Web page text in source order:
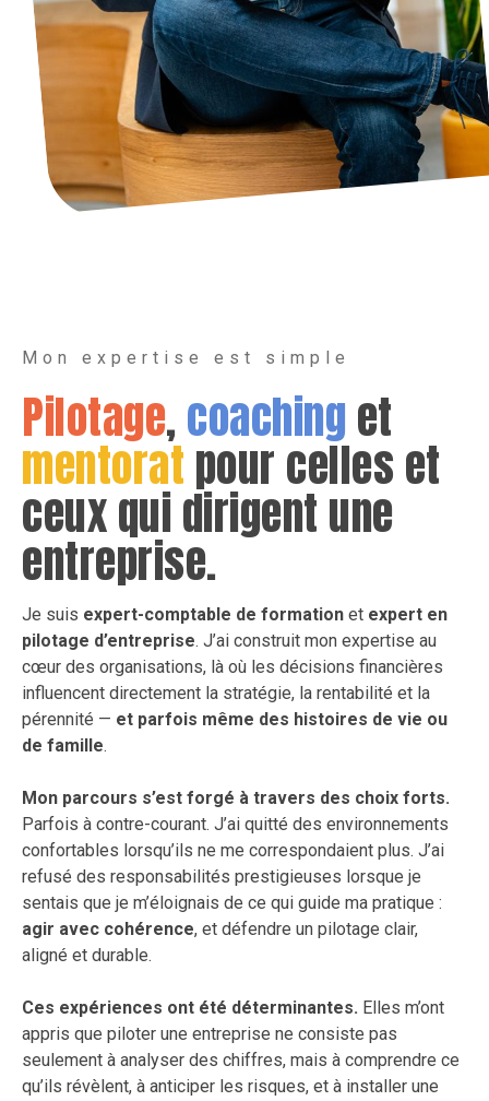
Mon expertise est simple
Pilotage, coaching et
mentorat pour celles et
ceux qui dirigent une
entreprise.
Je suis expert-comptable de formation et expert en
pilotage d’entreprise. J’ai construit mon expertise au
cœur des organisations, là où les décisions financières
influencent directement la stratégie, la rentabilité et la
pérennité — et parfois même des histoires de vie ou
de famille.
Mon parcours s’est forgé à travers des choix forts.
Parfois à contre-courant. J’ai quitté des environnements
confortables lorsqu’ils ne me correspondaient plus. J’ai
refusé des responsabilités prestigieuses lorsque je
sentais que je m’éloignais de ce qui guide ma pratique :
agir avec cohérence, et défendre un pilotage clair,
aligné et durable.
Ces expériences ont été déterminantes. Elles m’ont
appris que piloter une entreprise ne consiste pas
seulement à analyser des chiffres, mais à comprendre ce
qu’ils révèlent, à anticiper les risques, et à installer une